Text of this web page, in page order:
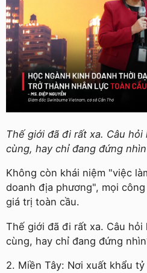
Thế giới đã đi rất xa. Câu
cùng, hay chỉ đang đứng
Không còn khái niệm "việc
doanh địa phương", mọi
giá trị toàn cầu.
Thế giới đã đi rất xa. Câu
cùng, hay chỉ đang đứng
2. Miền Tây: Nơi xuất khẩu